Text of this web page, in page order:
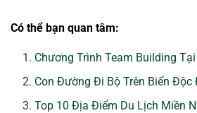
Có thể bạn quan tâm:
Chương Trình Team Building Tại
Con Đường Đi Bộ Trên Biển Độc
Top 10 Địa Điểm Du Lịch Miền